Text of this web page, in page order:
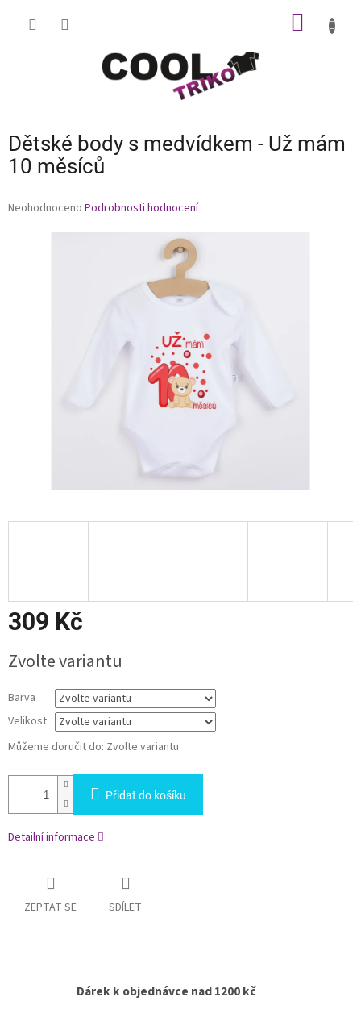
Dětské body s medvídkem - Už mám
10 měsíců
Průměrné
Neohodnoceno Podrobnosti hodnocení
309 Kč
cena:
Zvolte variantu
Barva
Velikost
Můžeme doručit do: Zvolte variantu
Přidat do košíku
Detailní informace
ZEPTAT SE SDÍLET
Dárek k objednávce nad 1200 kč